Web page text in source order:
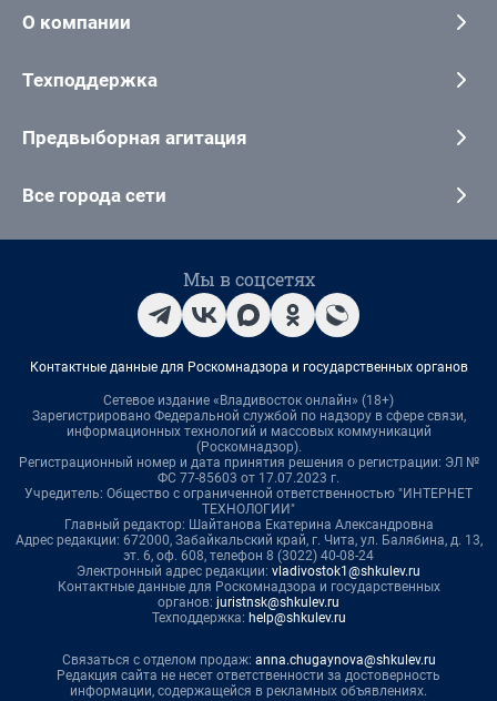
О компании
Техподдержка
Предвыборная агитация
Все города сети
Мы в соцсетях
Контактные данные для Роскомнадзора и государственных органов
Сетевое издание «Владивосток онлайн» (18+)
Зарегистрировано Федеральной службой по надзору в сфере связи,
информационных технологий и массовых коммуникаций
(Роскомнадзор).
Регистрационный номер и дата принятия решения о регистрации: ЭЛ №
ФС 77-85603 от 17.07.2023 г.
Учредитель: Общество с ограниченной ответственностью "ИНТЕРНЕТ
ТЕХНОЛОГИИ"
Главный редактор: Шайтанова Екатерина Александровна
Адрес редакции: 672000, Забайкальский край, г. Чита, ул. Балябина, д. 13,
эт. 6, оф. 608, телефон 8 (3022) 40-08-24
Электронный адрес редакции: vladivostok1@shkulev.ru
Контактные данные для Роскомнадзора и государственных
органов: juristnsk@shkulev.ru
Техподдержка: help@shkulev.ru
Связаться с отделом продаж: anna.chugaynova@shkulev.ru
Редакция сайта не несет ответственности за достоверность
информации, содержащейся в рекламных объявлениях.